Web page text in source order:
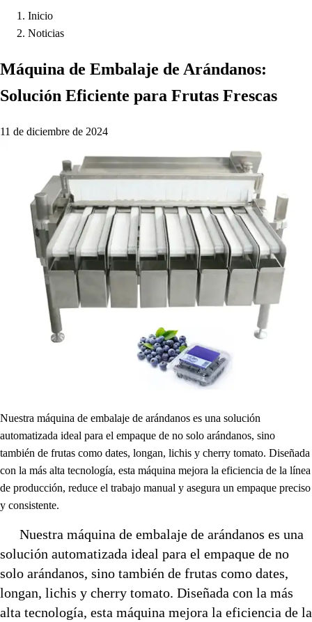
Inicio
Noticias
Máquina de Embalaje de Arándanos:
Solución Eficiente para Frutas Frescas
11 de diciembre de 2024
Nuestra máquina de embalaje de arándanos es una solución
automatizada ideal para el empaque de no solo arándanos, sino
también de frutas como dates, longan, lichis y cherry tomato. Diseñada
con la más alta tecnología, esta máquina mejora la eficiencia de la línea
de producción, reduce el trabajo manual y asegura un empaque preciso
y consistente.
Nuestra máquina de embalaje de arándanos es una
solución automatizada ideal para el empaque de no
solo arándanos, sino también de frutas como dates,
longan, lichis y cherry tomato. Diseñada con la más
alta tecnología, esta máquina mejora la eficiencia de la